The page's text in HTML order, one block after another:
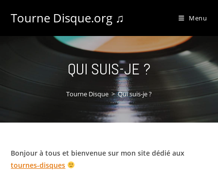
Tourne Disque.org ♫ Menu
QUI SUIS-JE ?
Tourne Disque > Qui suis-je ?
Bonjour à tous et bienvenue sur mon site dédié aux
tournes-disques